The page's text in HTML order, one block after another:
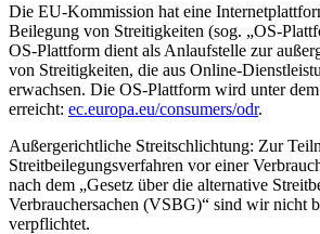
Die EU-Kommission hat eine
Beilegung von Streitigkeiten (sog. „OS-
OS-Plattform dient als Anlaufstelle zur
von Streitigkeiten, die aus Online-
erwachsen. Die OS-Plattform wird unter
erreicht: ec.europa.eu/consumers/odr.
Außergerichtliche Streitschlichtung: Zur
Streitbeilegungsverfahren vor einer
nach dem „Gesetz über die alternative
Verbrauchersachen (VSBG)“ sind wir nicht
verpflichtet.